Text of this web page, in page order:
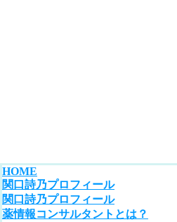
HOME
関口詩乃プロフィール
関口詩乃プロフィール
薬情報コンサルタントとは？